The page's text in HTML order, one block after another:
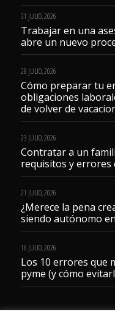
31 JULIO, 2026
Trabajar en una
abre un nuevo
28 JULIO, 2026
Cómo preparar tu
obligaciones
de volver de
23 JULIO, 2026
Contratar a un
requisitos y errores
21 JULIO, 2026
¿Merece la pena
siendo autónomo
16 JULIO, 2026
Los 10 errores que
pyme (y cómo